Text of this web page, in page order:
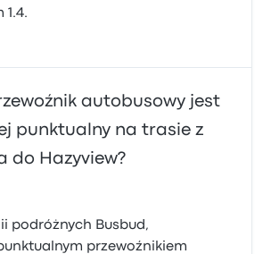
1.4.
autobusowy jest
punktualny na trasie z
do Hazyview?
podróżnych Busbud,
przewoźnikiem